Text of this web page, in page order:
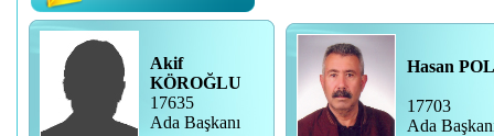
Akif
KÖROĞLU
17635
Ada Başkanı
Hasan
17703
Ada